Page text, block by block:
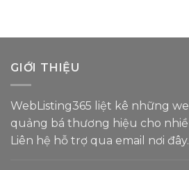
GIỚI THIỆU
WebListing365 liệt kê những
quảng bá thương hiệu cho
Liên hệ hỗ trợ qua email nơi đây.